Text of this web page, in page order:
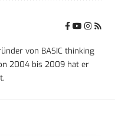
von BASIC thinking
2004 bis 2009 hat er